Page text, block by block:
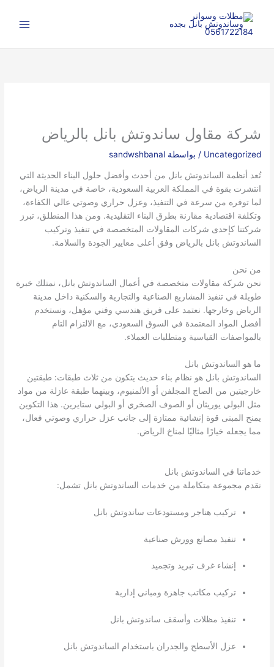
المحتوى
شركة مقاول ساندوتش بانل بالرياض
Uncategorized / بواسطة sandwshbanal
تُعد أنظمة الساندوتش بانل من أحدث وأفضل حلول البناء الحديثة التي
انتشرت بقوة في المملكة العربية السعودية، خاصة في مدينة الرياض،
لما توفره من سرعة في التنفيذ، وعزل حراري وصوتي عالي الكفاءة،
وتكلفة اقتصادية مقارنة بطرق البناء التقليدية. ومن هذا المنطلق، تبرز
شركتنا كإحدى شركات المقاولات المتخصصة في تنفيذ وتركيب
الساندوتش بانل بالرياض وفق أعلى معايير الجودة والسلامة.
من نحن
نحن شركة مقاولات متخصصة في أعمال الساندوتش بانل، نمتلك خبرة
طويلة في تنفيذ المشاريع الصناعية والتجارية والسكنية داخل مدينة
الرياض وخارجها. نعتمد على فريق هندسي وفني مؤهل، ونستخدم
أفضل المواد المعتمدة في السوق السعودي، مع الالتزام التام
بالمواصفات القياسية ومتطلبات العملاء.
ما هو الساندوتش بانل
الساندوتش بانل هو نظام بناء حديث يتكون من ثلاث طبقات: طبقتين
خارجيتين من الصاج المجلفن أو الألمنيوم، وبينهما طبقة عازلة من مواد
مثل البولي يوريثان أو الصوف الصخري أو البولي ستايرين. هذا التكوين
يمنح المبنى قوة إنشائية ممتازة إلى جانب عزل حراري وصوتي فعال،
مما يجعله خيارًا مثاليًا لمناخ الرياض.
خدماتنا في الساندوتش بانل
نقدم مجموعة متكاملة من خدمات الساندوتش بانل تشمل:
تركيب هناجر ومستودعات ساندوتش بانل
تنفيذ مصانع وورش صناعية
إنشاء غرف تبريد وتجميد
تركيب مكاتب جاهزة ومباني إدارية
تنفيذ مظلات وأسقف ساندوتش بانل
عزل الأسطح والجدران باستخدام الساندوتش بانل